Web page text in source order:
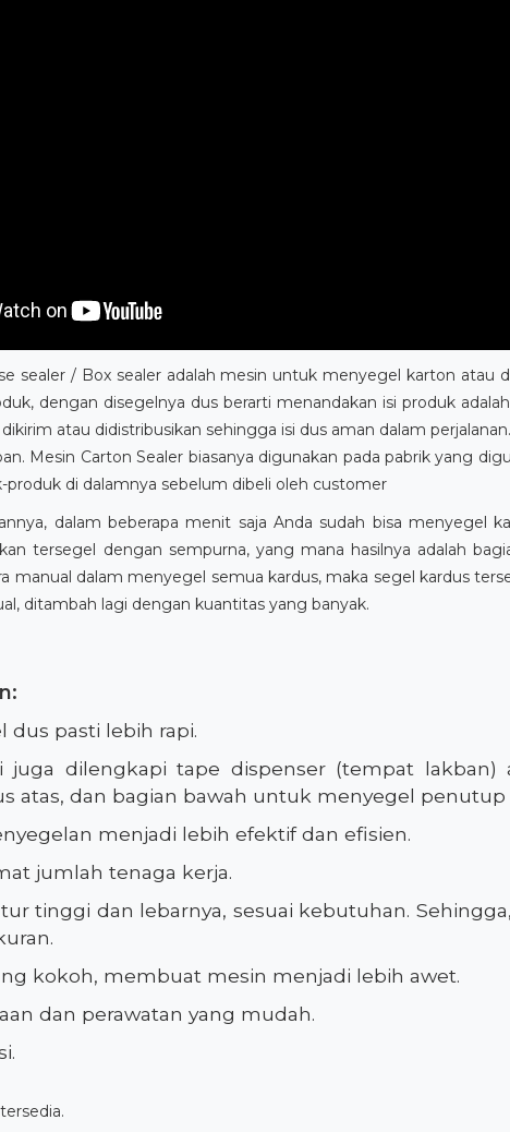
sealer / Box sealer adalah mesin untuk menyegel karton atau
dengan disegelnya dus berarti menandakan isi produk
atau didistribusikan sehingga isi dus aman dalam
Mesin Carton Sealer biasanya digunakan pada pabrik yang
di dalamnya sebelum dibeli oleh customer
dalam beberapa menit saja Anda sudah bisa menyegel
tersegel dengan sempurna, yang mana hasilnya adalah
manual dalam menyegel semua kardus, maka segel kardus
ditambah lagi dengan kuantitas yang banyak.
dus pasti lebih rapi.
juga dilengkapi tape dispenser (tempat
atas, dan bagian bawah untuk menyegel penutup
menjadi lebih efektif dan efisien.
jumlah tenaga kerja.
tinggi dan lebarnya, sesuai kebutuhan.
kokoh, membuat mesin menjadi lebih awet.
dan perawatan yang mudah.